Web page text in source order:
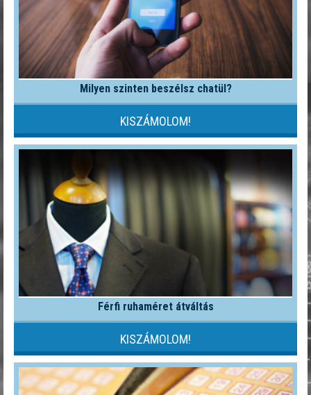
Milyen szinten beszélsz chatül?
KISZÁMOLOM!
Férfi ruhaméret átváltás
KISZÁMOLOM!